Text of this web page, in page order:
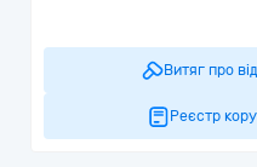
Витяг про
Реєстр